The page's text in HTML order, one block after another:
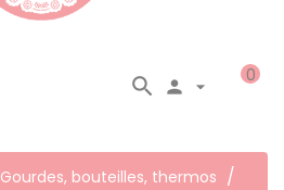
0
 

Gourdes, bouteilles, thermos